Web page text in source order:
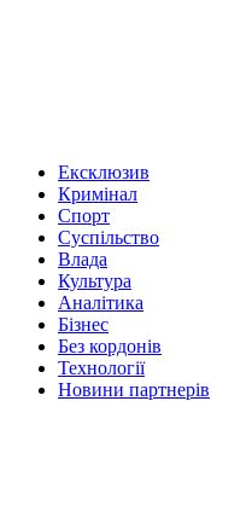
Ексклюзив
Кримінал
Спорт
Суспільство
Влада
Культура
Аналітика
Бізнес
Без кордонів
Технології
Новини партнерів